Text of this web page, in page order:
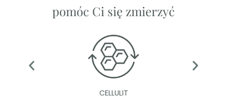
pomóc Ci się zmierzyć
CELLULIT